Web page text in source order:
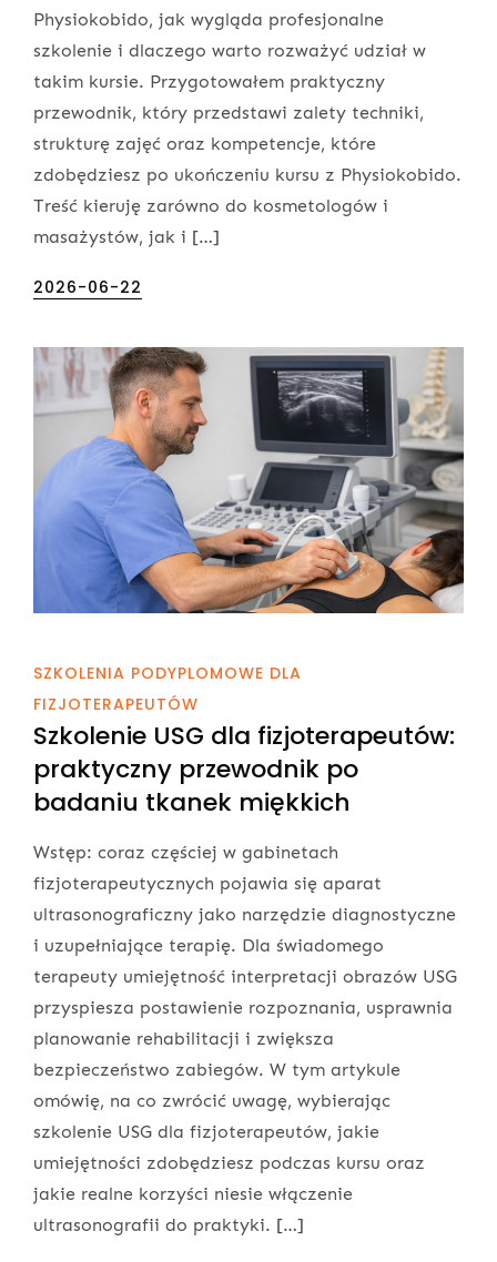
Physiokobido, jak wygląda profesjonalne
szkolenie i dlaczego warto rozważyć udział w
takim kursie. Przygotowałem praktyczny
przewodnik, który przedstawi zalety techniki,
strukturę zajęć oraz kompetencje, które
zdobędziesz po ukończeniu kursu z Physiokobido.
Treść kieruję zarówno do kosmetologów i
masażystów, jak i […]
Posted
2026-06-22
SZKOLENIA PODYPLOMOWE DLA
FIZJOTERAPEUTÓW
Szkolenie USG dla fizjoterapeutów:
praktyczny przewodnik po
badaniu tkanek miękkich
Wstęp: coraz częściej w gabinetach
fizjoterapeutycznych pojawia się aparat
ultrasonograficzny jako narzędzie diagnostyczne
i uzupełniające terapię. Dla świadomego
terapeuty umiejętność interpretacji obrazów USG
przyspiesza postawienie rozpoznania, usprawnia
planowanie rehabilitacji i zwiększa
bezpieczeństwo zabiegów. W tym artykule
omówię, na co zwrócić uwagę, wybierając
szkolenie USG dla fizjoterapeutów, jakie
umiejętności zdobędziesz podczas kursu oraz
jakie realne korzyści niesie włączenie
ultrasonografii do praktyki. […]